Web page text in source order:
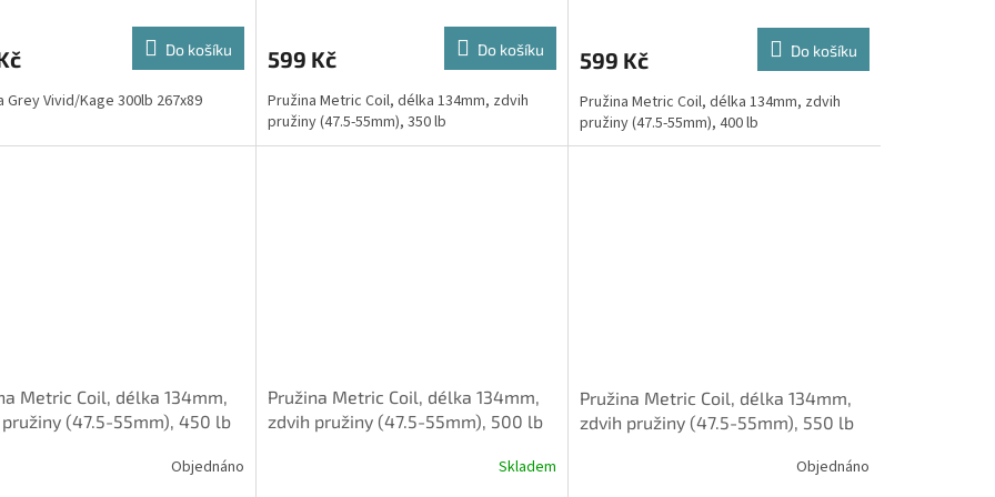
Do košíku
Grey Vivid/Kage 300lb 267x89
599 Kč Do košíku
Pružina Metric Coil, délka 134mm, zdvih
pružiny (47.5-55mm), 350 lb
599 Kč Do košíku
Pružina Metric Coil, délka 134mm, zdvih
pružiny (47.5-55mm), 400 lb
Metric Coil, délka 134mm,
(47.5-55mm), 450 lb
Objednáno
Pružina Metric Coil, délka 134mm,
zdvih pružiny (47.5-55mm), 500 lb
Skladem
Pružina Metric Coil, délka 134mm,
zdvih pružiny (47.5-55mm), 550 lb
Objednáno